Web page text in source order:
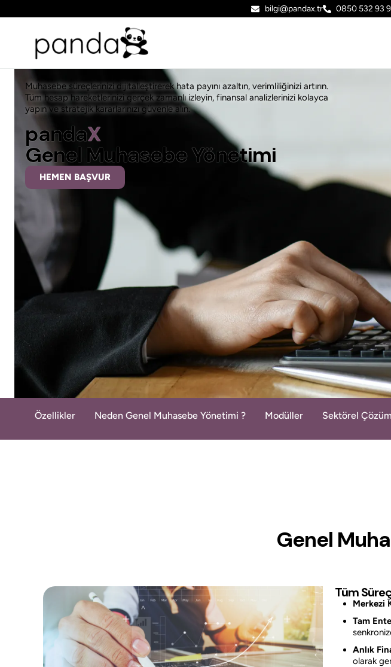
bilgi@pandax.tr 0850 532 93
Muhasebe süreçlerinizi dijitalleştirerek hata payını azaltın, verimliliğinizi artırın.
Tüm hesap hareketlerinizi gerçek zamanlı izleyin, finansal analizlerinizi kolayca
yapın ve stratejik kararlarınızı güvenle alın.
pandaX
Genel Muhasebe Yönetimi
HEMEN BAŞVUR
Özellikler Neden Genel Muhasebe Yönetimi ? Modüller Sektörel
Genel
Tüm
Merkezi
Tam
Anlık
olarak